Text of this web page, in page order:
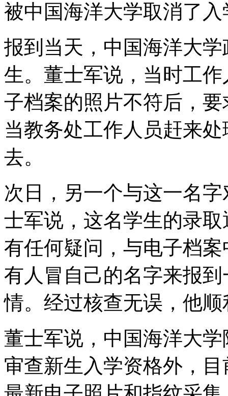
被中国海洋大学取消了
报到当天，中国海洋大
生。董士军说，当时工
子档案的照片不符后，
当教务处工作人员赶来
去。
次日，另一个与这一名
士军说，这名学生的录
有任何疑问，与电子档
有人冒自己的名字来报
情。经过核查无误，他
董士军说，中国海洋大
审查新生入学资格外，